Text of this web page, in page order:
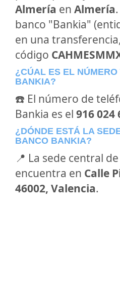
Almería en Almería
banco "Bankia"
en una
código
¿CÚAL ES EL
BANKIA?
☎️ El número de
Bankia es el 916 024
¿DÓNDE ESTÁ LA
BANCO BANKIA?
📍 La sede central de
encuentra en Calle
46002, Valencia.